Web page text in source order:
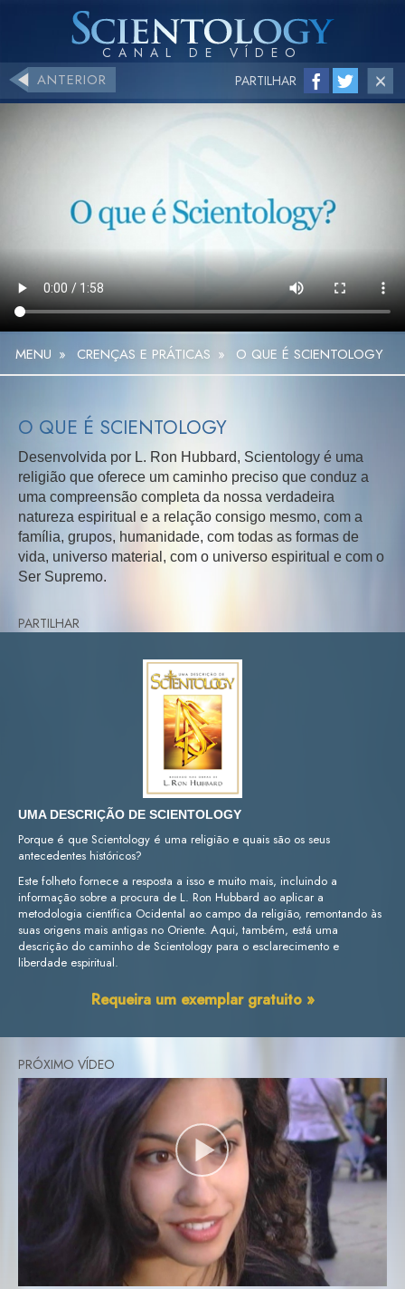
ANTERIOR PARTILHAR
MENU » CRENÇAS E PRÁTICAS » O QUE É SCIENTOLOGY
O QUE É SCIENTOLOGY
Desenvolvida por L. Ron Hubbard, Scientology é uma
religião que oferece um caminho preciso que conduz a
uma compreensão completa da nossa verdadeira
natureza espiritual e a relação consigo mesmo, com a
família, grupos, humanidade, com todas as formas de
vida, universo material, com o universo espiritual e com o
Ser Supremo.
PARTILHAR
UMA DESCRIÇÃO DE SCIENTOLOGY
Porque é que Scientology é uma religião e quais são os seus
antecedentes históricos?
Este folheto fornece a resposta a isso e muito mais, incluindo a
informação sobre a procura de L. Ron Hubbard ao aplicar a
metodologia científica Ocidental ao campo da religião, remontando às
suas origens mais antigas no Oriente. Aqui, também, está uma
descrição do caminho de Scientology para o esclarecimento e
liberdade espiritual.
Requeira um exemplar gratuito »